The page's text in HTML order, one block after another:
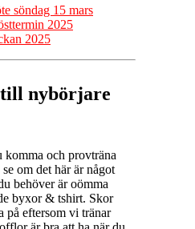
söndag 15 mars
2025
2025
nybörjare
komma och provträna
om det här är något
behöver är oömma
byxor & tshirt. Skor
på eftersom vi tränar